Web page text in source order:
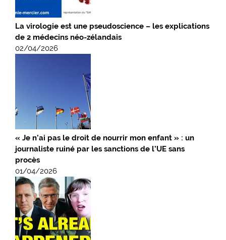
La virologie est une pseudoscience – les explications
de 2 médecins néo-zélandais
02/04/2026
« Je n’ai pas le droit de nourrir mon enfant » : un
journaliste ruiné par les sanctions de l’UE sans
procès
01/04/2026